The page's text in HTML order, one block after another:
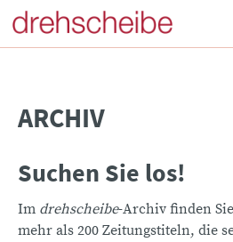
ARCHIV
Suchen Sie los!
Im drehscheibe-Archiv finden
mehr als 200 Zeitungstiteln, die